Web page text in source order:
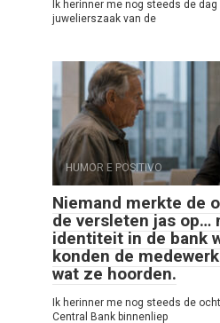
Ik herinner me nog steeds de
juwelierszaak van de
HUMOR E POSITIVO
Niemand merkte de
de versleten jas op…
identiteit in de bank
konden de
wat ze hoorden.
Ik herinner me nog steeds de
Central Bank binnenliep